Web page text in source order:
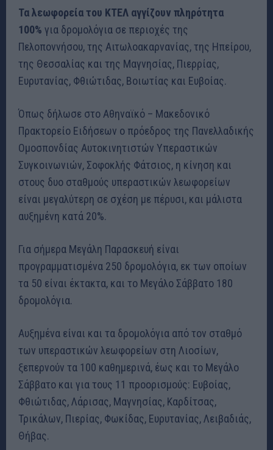
Τα λεωφορεία του ΚΤΕΛ αγγίζουν πληρότητα
100% για δρομολόγια σε περιοχές της
Πελοποννήσου, της Αιτωλοακαρνανίας, της Ηπείρου,
της Θεσσαλίας και της Μαγνησίας, Πιερρίας,
Ευρυτανίας, Φθιώτιδας, Βοιωτίας και Ευβοίας.
Όπως δήλωσε στο Αθηναϊκό – Mακεδονικό
Πρακτορείο Ειδήσεων ο πρόεδρος της Πανελλαδικής
Ομοσπονδίας Αυτοκινητιστών Υπεραστικών
Συγκοινωνιών, Σοφοκλής Φάτσιος, η κίνηση και
στους δυο σταθμούς υπεραστικών λεωφορείων
είναι μεγαλύτερη σε σχέση με πέρυσι, και μάλιστα
αυξημένη κατά 20%.
Για σήμερα Μεγάλη Παρασκευή είναι
προγραμματισμένα 250 δρομολόγια, εκ των οποίων
τα 50 είναι έκτακτα, και το Μεγάλο Σάββατο 180
δρομολόγια.
Αυξημένα είναι και τα δρομολόγια από τον σταθμό
των υπεραστικών λεωφορείων στη Λιοσίων,
ξεπερνούν τα 100 καθημερινά, έως και το Μεγάλο
Σάββατο και για τους 11 προορισμούς: Ευβοίας,
Φθιώτιδας, Λάρισας, Μαγνησίας, Καρδίτσας,
Τρικάλων, Πιερίας, Φωκίδας, Ευρυτανίας, Λειβαδιάς,
Θήβας.